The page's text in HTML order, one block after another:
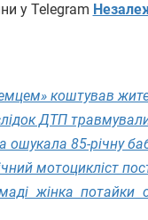
у Telegram
коштував
ДТП
ошукала 85-річну
мотоцикліст
жінка